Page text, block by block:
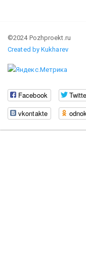
©2024 Pozhproekt.ru
Created by Kukharev
Facebook
vkontakte